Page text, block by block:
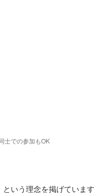
士での参加もOK
いう理念を掲げています